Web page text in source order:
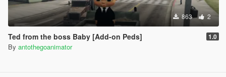
863 2
Ted from the boss Baby [Add-on Peds] 1.0
By antothegoanimator